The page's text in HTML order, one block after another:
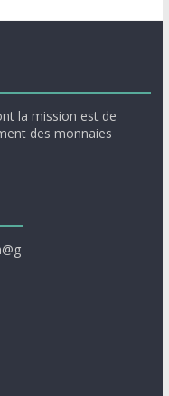
la mission est de
des monnaies